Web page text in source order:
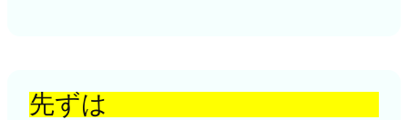
先ずは